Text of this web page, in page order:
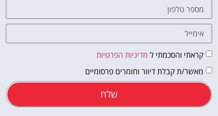
קראתי והסכמתי ל מדיניות הפרטיות
מאשר/ת קבלת דיוור וחומרים פרסומיים
שלח